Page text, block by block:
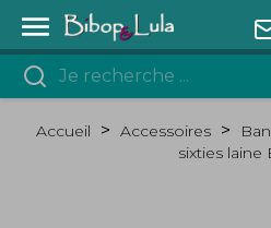

Accueil Accessoires
sixties laine